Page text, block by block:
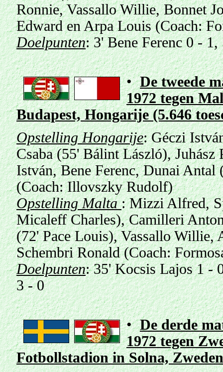
Ronnie, Vassallo Willie, Bonnet
Edward en Arpa Louis (Coach:
Doelpunten: 3' Bene Ferenc 0 -
•De tweede
1972 tegen
Budapest, Hongarije (5.646
Opstelling Hongarije: Géczi
Csaba (55' Bálint László), Juhász
István, Bene Ferenc, Dunai
(Coach: Illovszky Rudolf)
Opstelling Malta: Mizzi Alfred,
Micaleff Charles), Camilleri
(72' Pace Louis), Vassallo Willie,
Schembri Ronald (Coach:
Doelpunten: 35' Kocsis Lajos 1 -
3 - 0
•De derde
1972 tegen
FotbollstadioninSolna,